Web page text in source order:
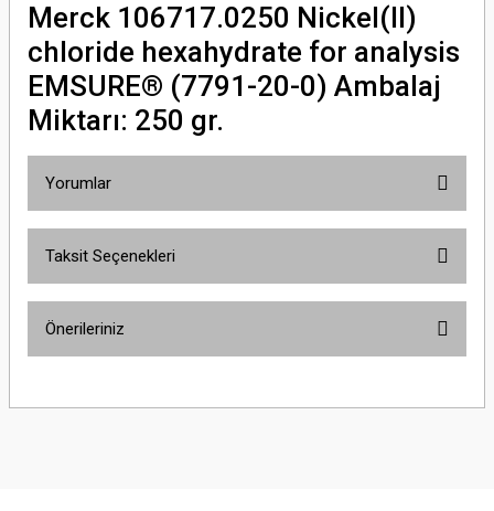
Merck 106717.0250 Nickel(II)
chloride hexahydrate for analysis
EMSURE® (7791-20-0) Ambalaj
Miktarı: 250 gr.
Yorumlar
Taksit Seçenekleri
Önerileriniz
yetersiz gördüğünüz noktaları öneri formunu kullanarak tarafımıza